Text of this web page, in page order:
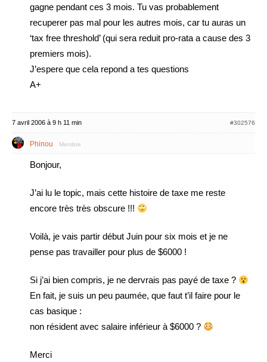
gagne pendant ces 3 mois. Tu vas probablement
recuperer pas mal pour les autres mois, car tu auras un
‘tax free threshold’ (qui sera reduit pro-rata a cause des 3
premiers mois).
J’espere que cela repond a tes questions
A+
7 avril 2006 à 9 h 11 min #302576
Phinou Membre
Bonjour,
J’ai lu le topic, mais cette histoire de taxe me reste
encore très très obscure !!!
Voilà, je vais partir début Juin pour six mois et je ne
pense pas travailler pour plus de $6000 !
Si j’ai bien compris, je ne dervrais pas payé de taxe ?
En fait, je suis un peu paumée, que faut t’il faire pour le
cas basique :
non résident avec salaire inférieur à $6000 ?
Merci